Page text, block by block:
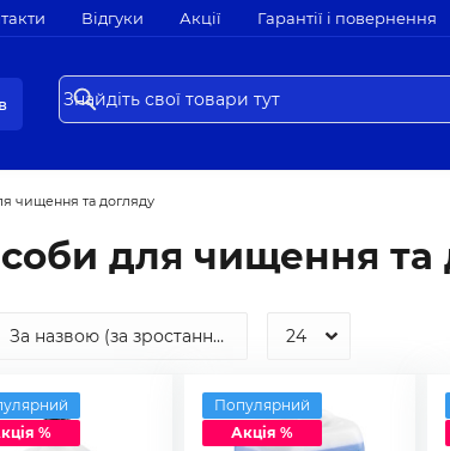
Відгуки Акції Гарантії і повернення
чищення та догляду
для чищення та
%
Популярний
Акція %